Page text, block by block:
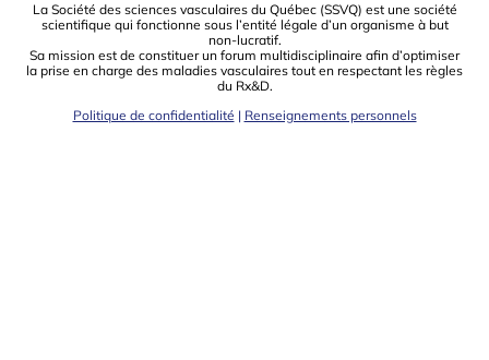
La Société des sciences vasculaires du Québec (SSVQ) est une société
scientiﬁque qui fonctionne sous l’entité légale d’un organisme à but
non-lucratif.
Sa mission est de constituer un forum multidisciplinaire aﬁn d’optimiser
la prise en charge des maladies vasculaires tout en respectant les règles
du Rx&D.
Politique de confidentialité | Renseignements personnels